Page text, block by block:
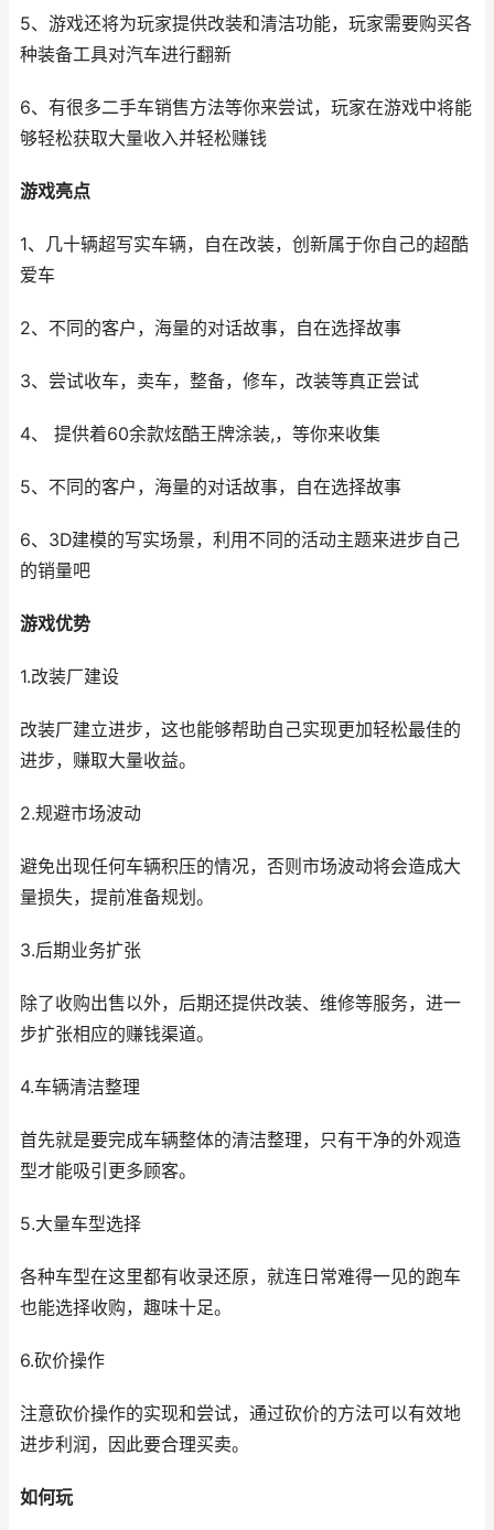
5、游戏还将为玩家提供改装和清洁功能，玩家需要购买各
种装备工具对汽车进行翻新
6、有很多二手车销售方法等你来尝试，玩家在游戏中将能
够轻松获取大量收入并轻松赚钱
游戏亮点
1、几十辆超写实车辆，自在改装，创新属于你自己的超酷
爱车
2、不同的客户，海量的对话故事，自在选择故事
3、尝试收车，卖车，整备，修车，改装等真正尝试
4、 提供着60余款炫酷王牌涂装,，等你来收集
5、不同的客户，海量的对话故事，自在选择故事
6、3D建模的写实场景，利用不同的活动主题来进步自己
的销量吧
游戏优势
1.改装厂建设
改装厂建立进步，这也能够帮助自己实现更加轻松最佳的
进步，赚取大量收益。
2.规避市场波动
避免出现任何车辆积压的情况，否则市场波动将会造成大
量损失，提前准备规划。
3.后期业务扩张
除了收购出售以外，后期还提供改装、维修等服务，进一
步扩张相应的赚钱渠道。
4.车辆清洁整理
首先就是要完成车辆整体的清洁整理，只有干净的外观造
型才能吸引更多顾客。
5.大量车型选择
各种车型在这里都有收录还原，就连日常难得一见的跑车
也能选择收购，趣味十足。
6.砍价操作
注意砍价操作的实现和尝试，通过砍价的方法可以有效地
进步利润，因此要合理买卖。
如何玩